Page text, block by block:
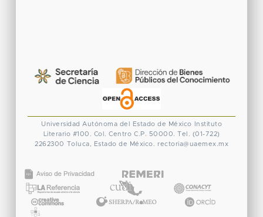
Universidad Autónoma del Estado de México
Instituto
Literario #100. Col. Centro C.P. 50000. Tel. (01-722)
2262300 Toluca, Estado de México. rectoria@uaemex.mx